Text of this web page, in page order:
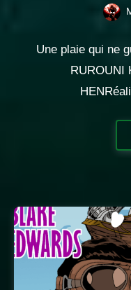
Une plaie qui ne
RUROUNI